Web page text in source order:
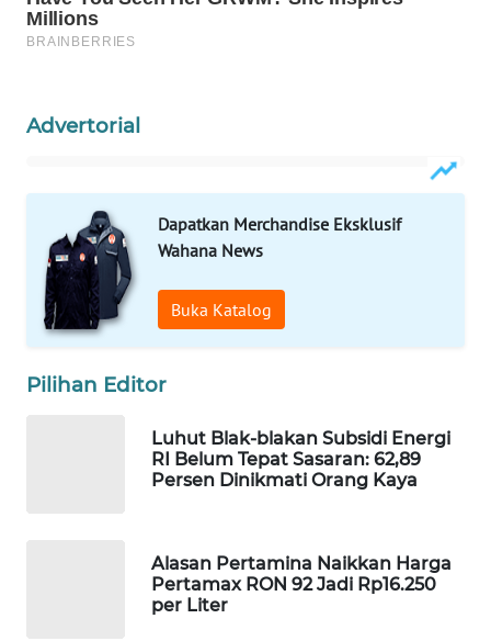
Advertorial
Dapatkan Merchandise Eksklusif
Wahana News
Buka Katalog
Pilihan Editor
Luhut Blak-blakan Subsidi Energi
RI Belum Tepat Sasaran: 62,89
Persen Dinikmati Orang Kaya
Alasan Pertamina Naikkan Harga
Pertamax RON 92 Jadi Rp16.250
per Liter
WAHANA
WAHANA
OTOMOTIF
WAHANA
HEALTH
WAHANA